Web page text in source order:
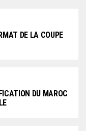
DE LA COUPE
DU MAROC